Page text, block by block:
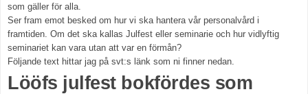
som gäller för alla.
Ser fram emot besked om hur vi ska hantera vår personalvård i
framtiden. Om det ska kallas Julfest eller seminarie och hur vidlyftig
seminariet kan vara utan att var en förmån?
Följande text hittar jag på svt:s länk som ni finner nedan.
Lööfs julfest bokfördes som